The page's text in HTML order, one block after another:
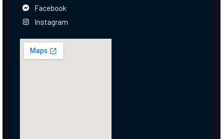
Facebook
Instagram